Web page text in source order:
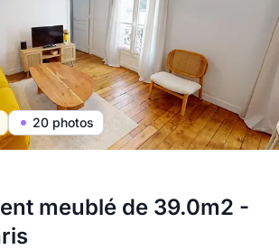
20 photos
meublé de 39.0m2 -